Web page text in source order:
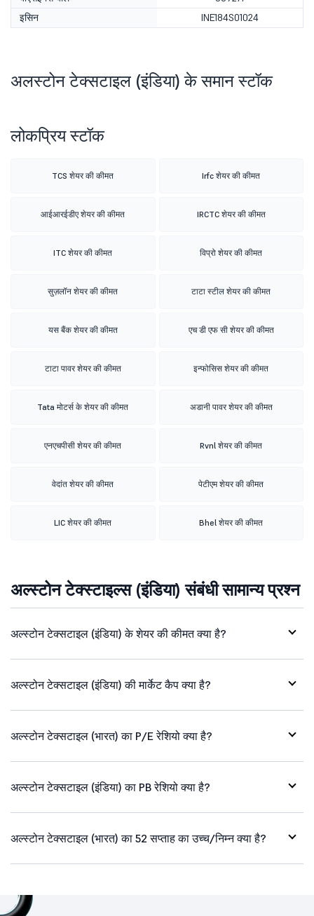
इसिन
INE184S01024
अलस्टोन टेक्सटाइल (इंडिया) के समान स्टॉक
लोकप्रिय स्टॉक
TCS शेयर की कीमत Irfc शेयर की कीमत
आईआरईडीए शेयर की कीमत IRCTC शेयर की कीमत
ITC शेयर की कीमत विप्रो शेयर की कीमत
सुज़लॉन शेयर की कीमत टाटा स्टील शेयर की कीमत
यस बैंक शेयर की कीमत एच डी एफ सी शेयर की कीमत
टाटा पावर शेयर की कीमत इन्फोसिस शेयर की कीमत
Tata मोटर्स के शेयर की कीमत अडानी पावर शेयर की कीमत
एनएचपीसी शेयर की कीमत Rvnl शेयर की कीमत
वेदांत शेयर की कीमत पेटीएम शेयर की कीमत
LIC शेयर की कीमत Bhel शेयर की कीमत
अल्स्टोन टेक्स्टाइल्स (इंडिया) संबंधी सामान्य प्रश्न
अल्स्टोन टेक्सटाइल (इंडिया) के शेयर की कीमत क्या है?
अल्स्टोन टेक्सटाइल (इंडिया) की मार्केट कैप क्या है?
अल्स्टोन टेक्सटाइल (भारत) का P/E रेशियो क्या है?
अल्स्टोन टेक्सटाइल (इंडिया) का PB रेशियो क्या है?
अल्स्टोन टेक्सटाइल (भारत) का 52 सप्ताह का उच्च/निम्न क्या है?